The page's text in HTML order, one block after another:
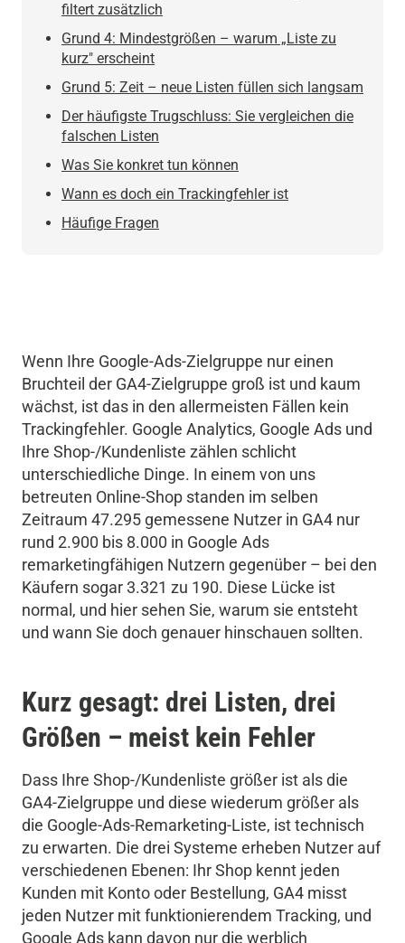
Wenn Ihre Google-Ads-Zielgruppe nur einen
Bruchteil der GA4-Zielgruppe groß ist und kaum
wächst, ist das in den allermeisten Fällen kein
Trackingfehler. Google Analytics, Google Ads und
Ihre Shop-/Kundenliste zählen schlicht
unterschiedliche Dinge. In einem von uns
betreuten Online-Shop standen im selben
Zeitraum 47.295 gemessene Nutzer in GA4 nur
rund 2.900 bis 8.000 in Google Ads
remarketingfähigen Nutzern gegenüber – bei den
Käufern sogar 3.321 zu 190. Diese Lücke ist
normal, und hier sehen Sie, warum sie entsteht
und wann Sie doch genauer hinschauen sollten.
Kurz gesagt: drei Listen, drei
Größen – meist kein Fehler
Dass Ihre Shop-/Kundenliste größer ist als die
GA4-Zielgruppe und diese wiederum größer als
die Google-Ads-Remarketing-Liste, ist technisch
zu erwarten. Die drei Systeme erheben Nutzer auf
verschiedenen Ebenen: Ihr Shop kennt jeden
Kunden mit Konto oder Bestellung, GA4 misst
jeden Nutzer mit funktionierendem Tracking, und
Google Ads kann davon nur die werblich
filtert zusätzlich
Grund 4: Mindestgrößen – warum „Liste zu
kurz" erscheint
Grund 5: Zeit – neue Listen füllen sich langsam
Der häufigste Trugschluss: Sie vergleichen die
falschen Listen
Was Sie konkret tun können
Wann es doch ein Trackingfehler ist
Häufige Fragen